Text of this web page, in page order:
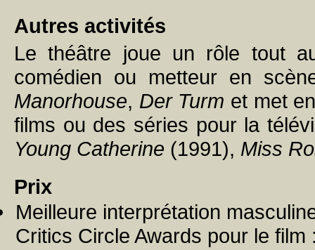
Autres activités
Le théâtre joue un rôle tout
comédien ou metteur en
Manorhouse, Der Turm et met
films ou des séries pour la
Young Catherine (1991), Miss
Prix
Meilleure interprétation
Critics Circle Awards pour le